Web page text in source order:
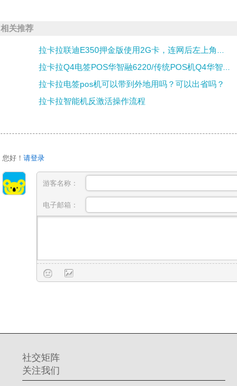
相关推荐
拉卡拉联迪E350押金版使用2G卡，连网后左上角...
拉卡拉Q4电签POS华智融6220/传统POS机Q4华智...
拉卡拉电签pos机可以带到外地用吗？可以出省吗？
拉卡拉智能机反激活操作流程
您好！请登录
游客名称：
电子邮箱：
社交矩阵
关注我们